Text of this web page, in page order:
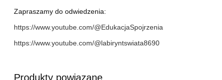
Zapraszamy do odwiedzenia:
https://www.youtube.com/@EdukacjaSpojrzenia
https://www.youtube.com/@labiryntswiata8690
Produkty powiązane